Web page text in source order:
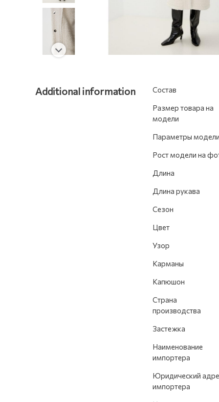
Additional information Состав
Размер товара на
модели
Параметры модели
Рост модели на
Длина
Длина рукава
Сезон
Цвет
Узор
Карманы
Капюшон
Страна
производства
Застежка
Наименование
импортера
Юридический
импортера